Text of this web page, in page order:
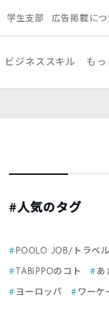
学生支部 広告掲載に
ビジネススキル もっ
#人気のタグ
POOLO JOB/トラベ
TABIPPOのコト
あ
ヨーロッパ
ワーケ